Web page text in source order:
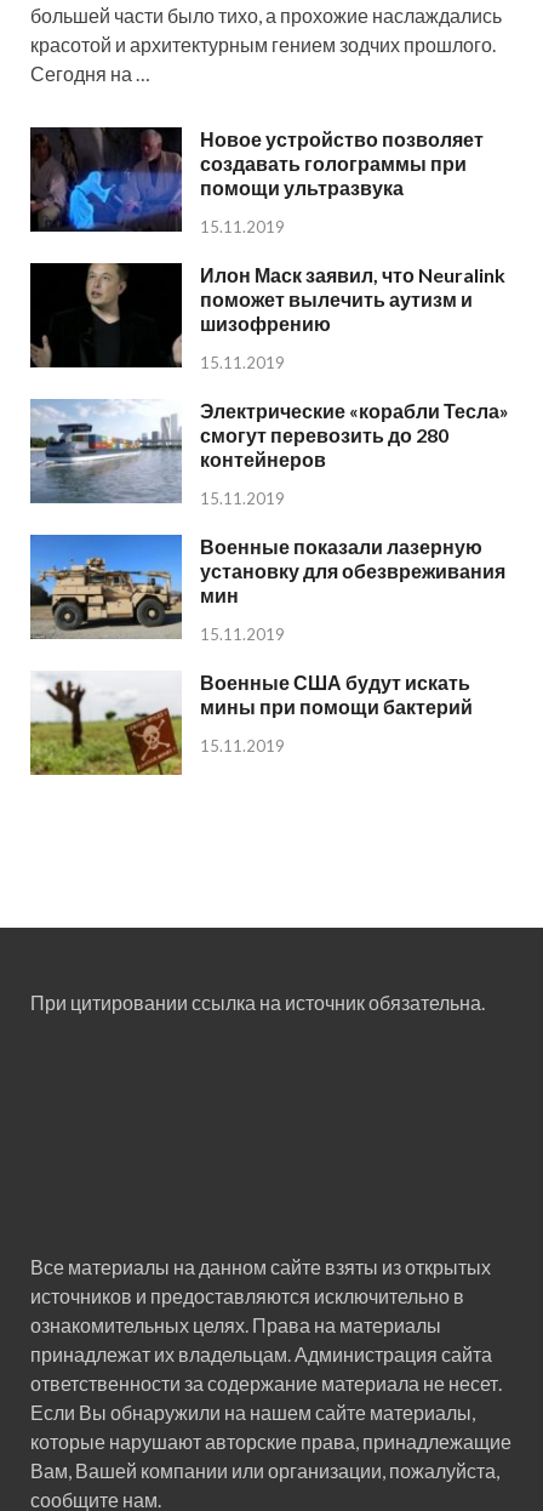
большей части было тихо, а прохожие наслаждались
красотой и архитектурным гением зодчих прошлого.
Сегодня на …
Новое устройство позволяет
создавать голограммы при
помощи ультразвука
15.11.2019
Илон Маск заявил, что Neuralink
поможет вылечить аутизм и
шизофрению
15.11.2019
Электрические «корабли Тесла»
смогут перевозить до 280
контейнеров
15.11.2019
Военные показали лазерную
установку для обезвреживания
мин
15.11.2019
Военные США будут искать
мины при помощи бактерий
15.11.2019
При цитировании ссылка на источник обязательна.
Все материалы на данном сайте взяты из открытых
источников и предоставляются исключительно в
ознакомительных целях. Права на материалы
принадлежат их владельцам. Администрация сайта
ответственности за содержание материала не несет.
Если Вы обнаружили на нашем сайте материалы,
которые нарушают авторские права, принадлежащие
Вам, Вашей компании или организации, пожалуйста,
сообщите нам.